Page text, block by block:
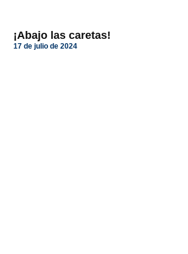
¡Abajo las caretas!
17 de julio de 2024